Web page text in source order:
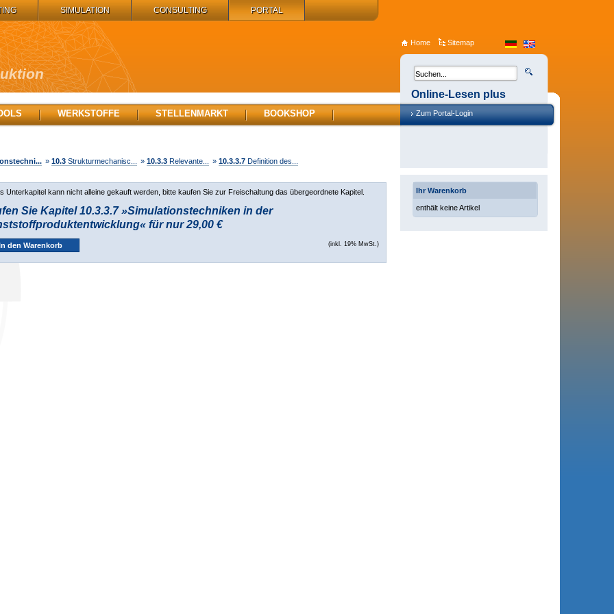
» 10.3 Strukturmechanisc... » 10.3.3 Relevante... » 10.3.3.7 Definition des...
Unterkapitel kann nicht alleine gekauft werden, bitte kaufen Sie zur Freischaltung das übergeordnete Kapitel.
Sie Kapitel 10.3.3.7 »Simulationstechniken in der
für nur 29,00 €
(inkl. 19% MwSt.)
Ihr Warenkorb
enthält keine Artikel
WERKSTOFFE STELLENMARKT BOOKSHOP
Home Sitemap
Online-Lesen plus
Zum Portal-Login
SIMULATION CONSULTING PORTAL